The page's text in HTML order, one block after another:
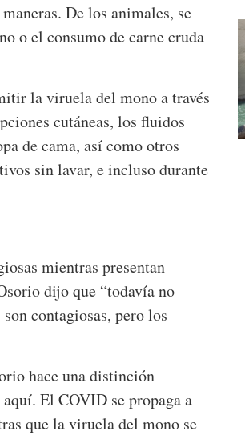
De los animales, se
o el consumo de carne cruda
la viruela del mono a través
cutáneas, los fluidos
de cama, así como otros
sin lavar, e incluso durante
mientras presentan
dijo que “todavía no
contagiosas, pero los
hace una distinción
El COVID se propaga a
que la viruela del mono se